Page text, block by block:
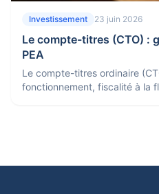
Investissement 23 juin 2026
Le compte-titres (CTO) :
PEA
Le compte-titres ordinaire
fonctionnement, fiscalité à la